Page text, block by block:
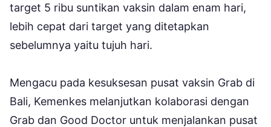
target 5 ribu suntikan vaksin dalam enam hari,
lebih cepat dari target yang ditetapkan
sebelumnya yaitu tujuh hari.
Mengacu pada kesuksesan pusat vaksin Grab di
Bali, Kemenkes melanjutkan kolaborasi dengan
Grab dan Good Doctor untuk menjalankan pusat